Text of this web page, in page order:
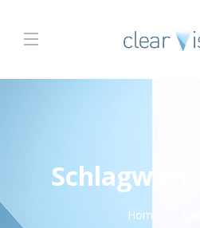
Schlagwort:
Home